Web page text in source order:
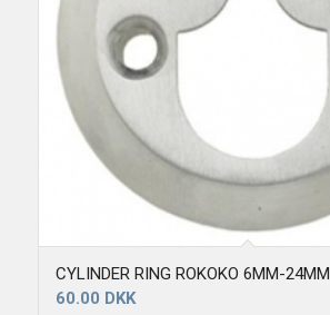
CYLINDER RING ROKOKO 6MM-24MM
60.00 DKK